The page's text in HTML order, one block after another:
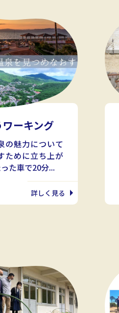
ーキング
の魅力について
ために立ち上が
た車で20分...
詳しく見る